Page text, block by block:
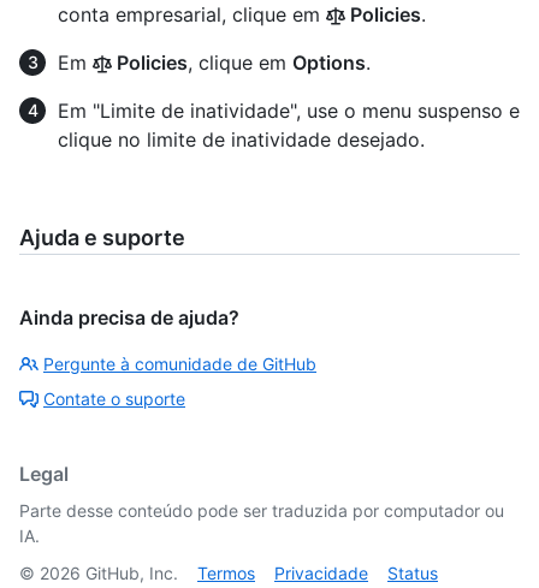
conta empresarial, clique em
Policies.
Em
Policies, clique em Options.
Em "Limite de inatividade", use o menu suspenso e
clique no limite de inatividade desejado.
Ajuda e suporte
Ainda precisa de ajuda?
Pergunte à comunidade de GitHub
Contate o suporte
Legal
Parte desse conteúdo pode ser traduzida por computador ou
IA.
© 2026 GitHub, Inc. Termos Privacidade
Status